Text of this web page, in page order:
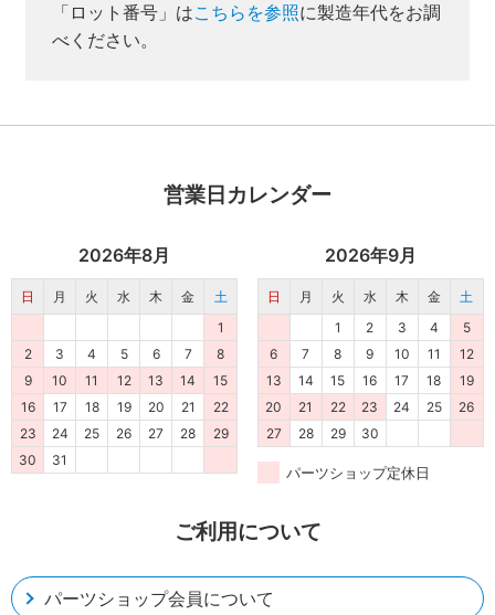
「ロット番号」はこちらを参照に製造年代をお調
べください。
ご利用について
パーツショップ会員について
営業日カレンダー
2026年8月
日 月 火 水 木 金
土
1
2
3 4 5 6 7
8
9
10 11 12 13 14
15
16
17 18 19 20 21
22
23
24 25 26 27 28
29
30
31
2026年9月
日 月 火 水 木 金
土
1
2 3 4
5
6
7 8 9 10 11
12
13
14 15 16 17 18
19
20
21 22 23 24 25
26
27
28 29 30
パーツショップ定休日